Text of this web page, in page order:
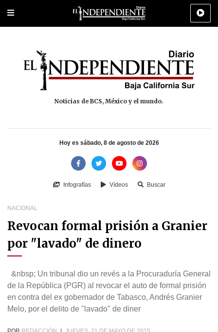
Portada Los Cabos Policiaca Deportes Cultura
Noticias de BCS, México y el mundo.
Hoy es sábado, 8 de agosto de 2026
Infografías Vídeos Buscar
NACIONAL
Revocan formal prisión a Granier
por "lavado" de dinero
&nbsp; Un tribunal dio un revés a la Procuraduría General
de la República (PGR) al revocar el auto de formal prisión
en contra del ex gobernador de Tabasco, Andrés Granier
Melo, por el delito de "lavado" de diner